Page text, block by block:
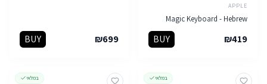
APPLE
Magic Keyboard - Hebrew
₪419
BUY
₪699
BUY
במלאי במלאי